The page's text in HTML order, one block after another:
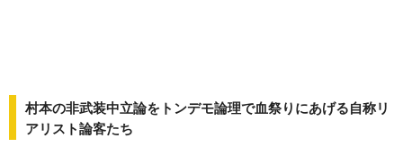
村本の非武装中立論をトンデモ論理で血祭りにあげる自称リ
アリスト論客たち